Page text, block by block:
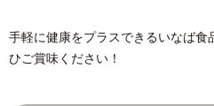
手軽に健康をプラスできるいなば
ひご賞味ください！